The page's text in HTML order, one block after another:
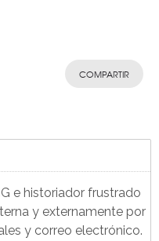
COMPARTIR
e historiador frustrado
y externamente por
y correo electrónico.